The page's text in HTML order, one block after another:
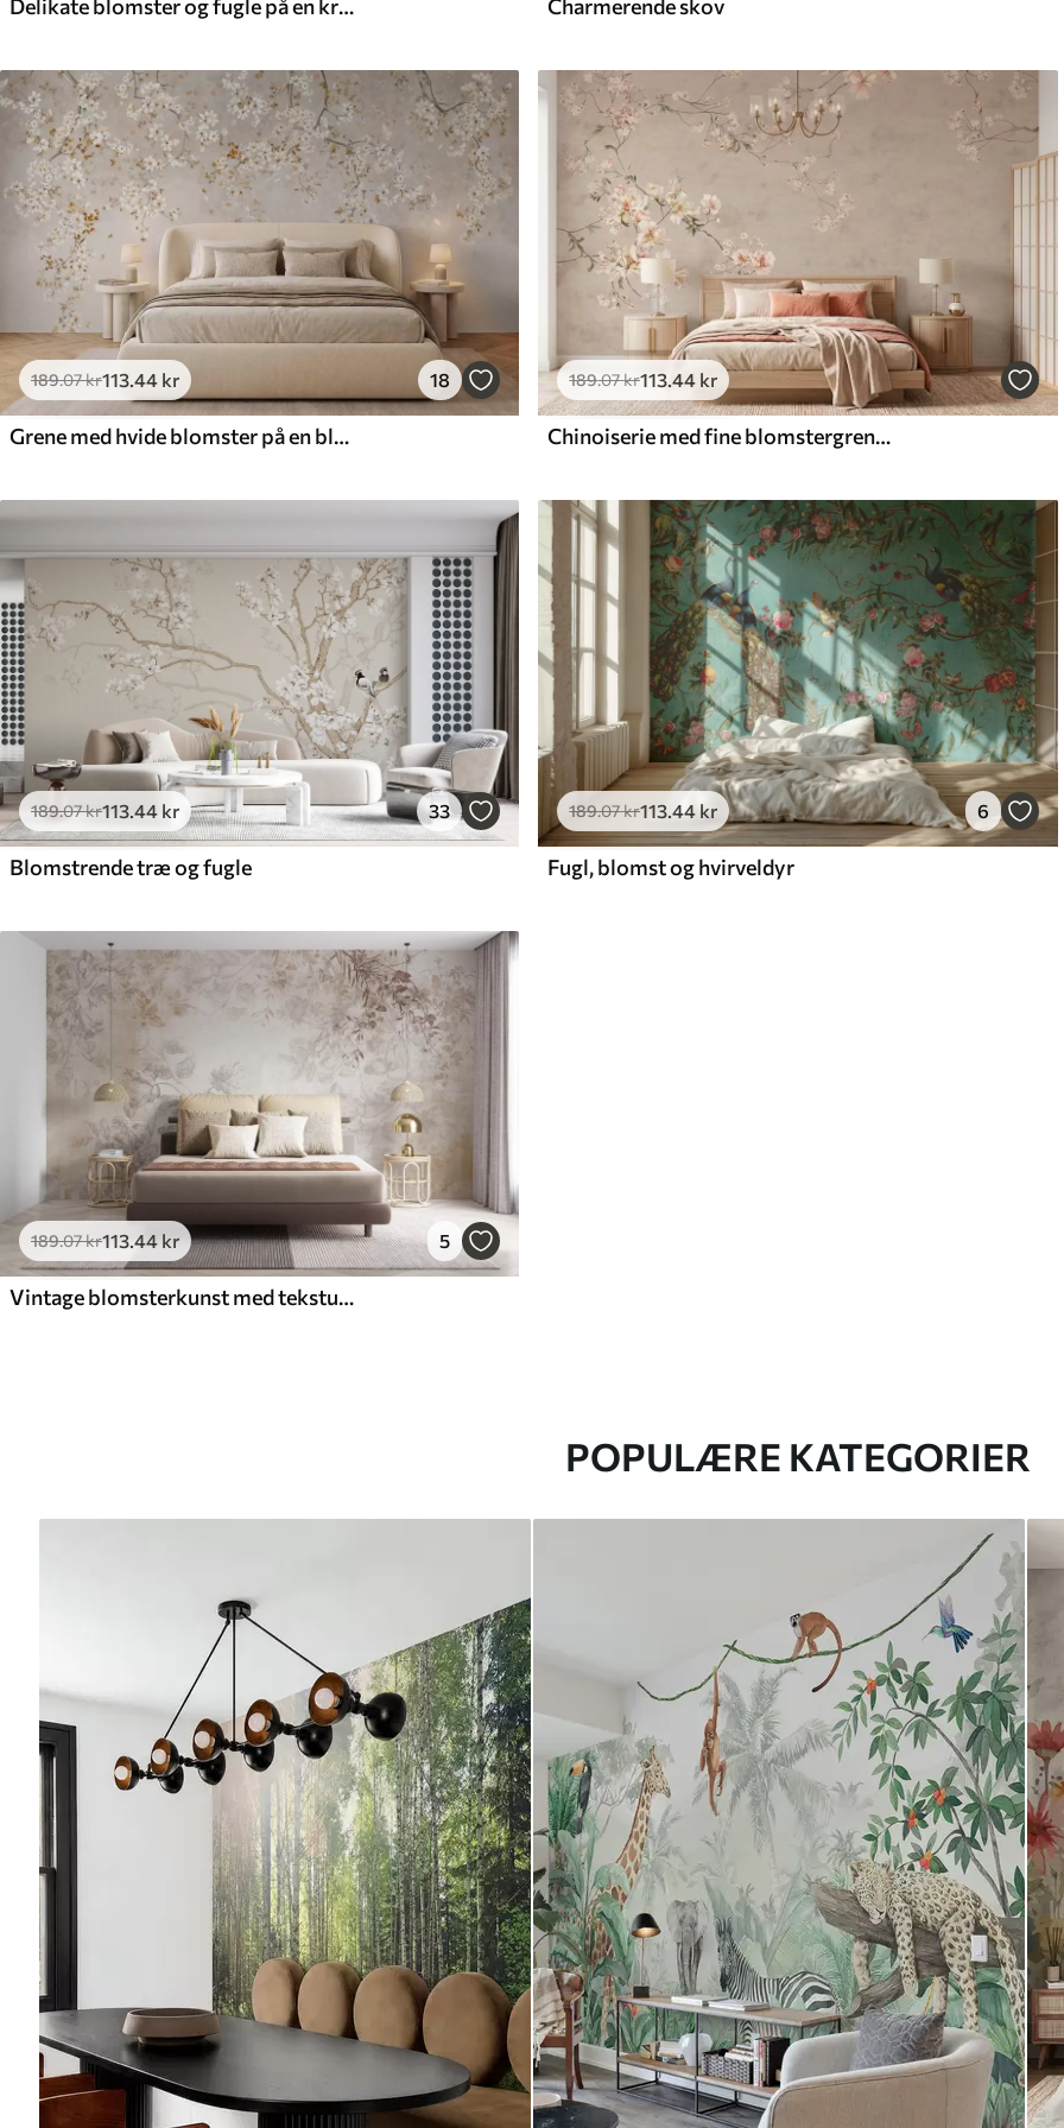
Delikate blomster og fugle på en kridtbaggrund Charmerende skov
189.07kr113.44 kr 18
Grene med hvide blomster på en blød beige baggrund
189.07kr113.44 kr
Chinoiserie med fine blomstergrene på lys baggrund
189.07kr113 .44 kr 33
Blomstrende træ og fugle
189.07kr113 .44 kr 6
Fugl, blomst og hvirveldyr
189.07kr113.44 kr 5
Vintage blomsterkunst med tekstur og illustrationer af delikate haveblomster og blade i tegnet stil, bløde pastelfarver i beige og sepia
POPULÆRE KATEGORIER